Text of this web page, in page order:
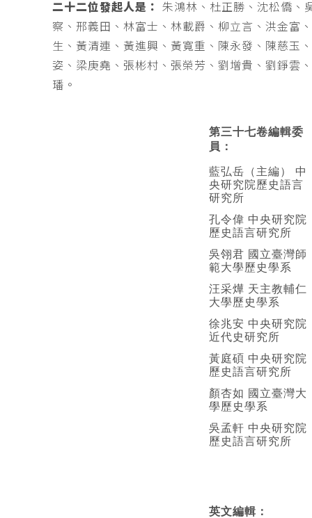
二十二位發起人是：
朱鴻林、杜正勝、沈松僑、
察、邢義田、林富士、林載爵、柳立言、洪金富
生、黃清連、黃進興、黃寬重、陳永發、陳慈玉
姿、梁庚堯、張彬村、張榮芳、劉增貴、劉錚雲
璠。
第三十七卷編輯委
員：
藍弘岳（主編） 中
央研究院歷史語言
研究所
孔令偉 中央研究院
歷史語言研究所
吳翎君 國立臺灣師
範大學歷史學系
汪采燁 天主教輔仁
大學歷史學系
徐兆安 中央研究院
近代史研究所
黃庭碩 中央研究院
歷史語言研究所
顏杏如 國立臺灣大
學歷史學系
吳孟軒 中央研究院
歷史語言研究所
英文編輯 ：